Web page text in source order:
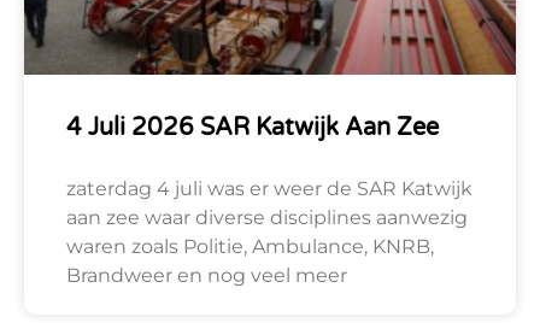
4 Juli 2026 SAR Katwijk Aan Zee
zaterdag 4 juli was er weer de SAR Katwijk
aan zee waar diverse disciplines aanwezig
waren zoals Politie, Ambulance, KNRB,
Brandweer en nog veel meer